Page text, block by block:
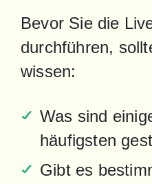
Bevor Sie die
durchführen,
wissen:
Was sind
häufigsten
Gibt es